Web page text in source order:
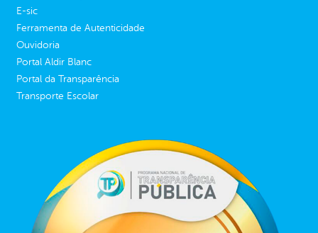
E-sic
Ferramenta de Autenticidade
Ouvidoria
Portal Aldir Blanc
Portal da Transparência
Transporte Escolar